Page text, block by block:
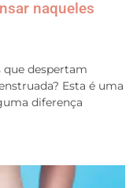
naqueles
que despertam
Esta é uma
diferença